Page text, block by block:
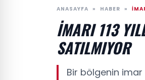
ANASAYFA » HABER »
İMARI 113
SATILMIYOR
Bir bölgenin imar